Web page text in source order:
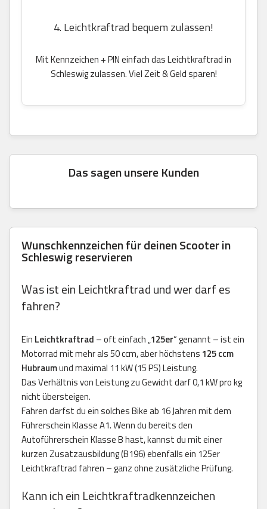
4. Leichtkraftrad bequem zulassen!
Mit Kennzeichen + PIN einfach das Leichtkraftrad in
Schleswig zulassen. Viel Zeit & Geld sparen!
Das sagen unsere Kunden
Wunschkennzeichen für deinen Scooter in
Schleswig reservieren
Was ist ein Leichtkraftrad und wer darf es
fahren?
Ein Leichtkraftrad – oft einfach „125er“ genannt – ist ein
Motorrad mit mehr als 50 ccm, aber höchstens 125 ccm
Hubraumund maximal 11 kW (15 PS) Leistung.
Das Verhältnis von Leistung zu Gewicht darf 0,1 kW pro kg
nicht übersteigen.
Fahren darfst du ein solches Bike ab 16 Jahren mit dem
Führerschein Klasse A1. Wenn du bereits den
Autoführerschein Klasse B hast, kannst du mit einer
kurzen Zusatzausbildung (B196) ebenfalls ein 125er
Leichtkraftrad fahren – ganz ohne zusätzliche Prüfung.
Kann ich ein Leichtkraftradkennzeichen